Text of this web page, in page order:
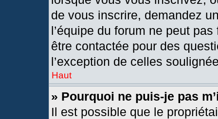
de vous inscrire, demandez
l’équipe du forum ne peut
être contactée pour des
l’exception de celles
Haut
» Pourquoi ne puis-je pas
Il est possible que le